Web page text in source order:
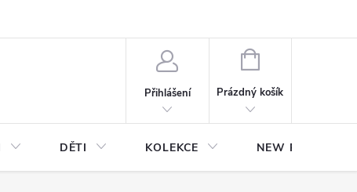
Přihlášení
NÁKUPNÍ
Prázdný košík
DĚTI KOLEKCE NEW Plakáty s